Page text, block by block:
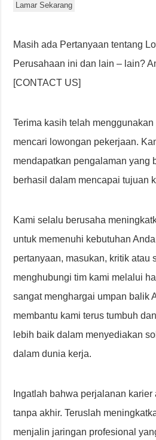
Lamar Sekarang
Masih ada Pertanyaan tentang
Perusahaan ini dan lain – lain?
[CONTACT US]
Terima kasih telah
mencari lowongan pekerjaan.
mendapatkan pengalaman yang
berhasil dalam mencapai tujuan
Kami selalu berusaha
untuk memenuhi kebutuhan
pertanyaan, masukan, kritik atau
menghubungi tim kami melalui
sangat menghargai umpan balik
membantu kami terus tumbuh
lebih baik dalam menyediakan
dalam dunia kerja.
Ingatlah bahwa perjalanan
tanpa akhir. Teruslah
menjalin jaringan profesional